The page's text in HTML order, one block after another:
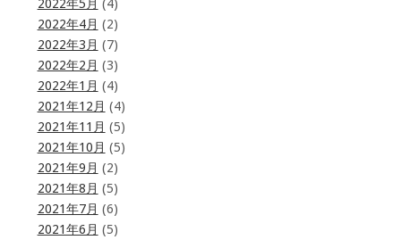
2022年5月 (4)
2022年4月 (2)
2022年3月 (7)
2022年2月 (3)
2022年1月 (4)
2021年12月 (4)
2021年11月 (5)
2021年10月 (5)
2021年9月 (2)
2021年8月 (5)
2021年7月 (6)
2021年6月 (5)